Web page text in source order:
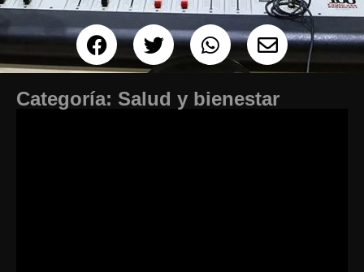
Categoría: Salud y bienestar